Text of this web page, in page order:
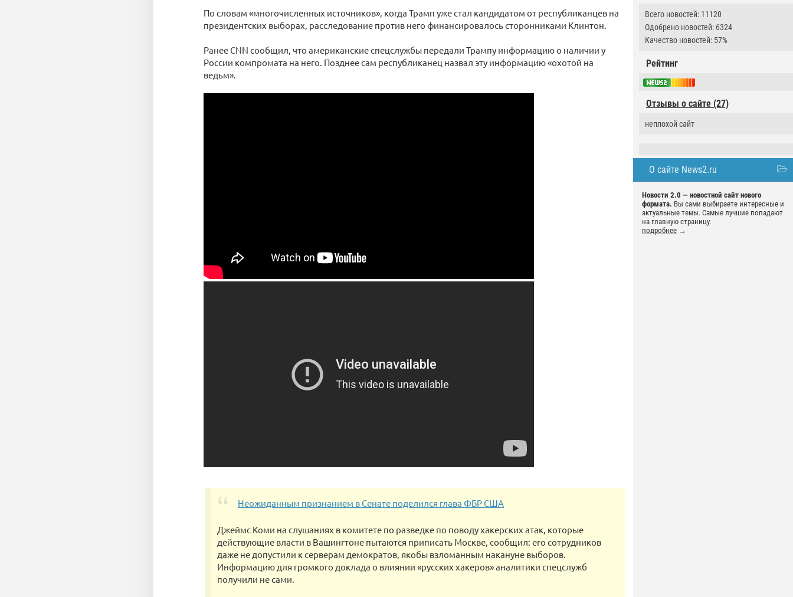
Всего новостей: 11120
Одобрено новостей: 6324
Качество новостей: 57%
Рейтинг
Отзывы о сайте (27)
неплохой сайт
О сайте News2.ru
Новости 2.0 — новостной сайт нового
формата. Вы сами выбираете интересные и
актуальные темы. Самые лучшие попадают
на главную страницу.
подробнее →
По словам «многочисленных источников», когда Трамп уже стал кандидатом от республиканцев на
президентских выборах, расследование против него финансировалось сторонниками Клинтон.
Ранее CNN сообщил, что американские спецслужбы передали Трампу информацию о наличии у
России компромата на него. Позднее сам республиканец назвал эту информацию «охотой на
ведьм».
Неожиданным признанием в Сенате поделился глава ФБР США
Джеймс Коми на слушаниях в комитете по разведке по поводу хакерских атак, которые
действующие власти в Вашингтоне пытаются приписать Москве, сообщил: его сотрудников
даже не допустили к серверам демократов, якобы взломанным накануне выборов.
Информацию для громкого доклада о влиянии «русских хакеров» аналитики спецслужб
получили не сами.